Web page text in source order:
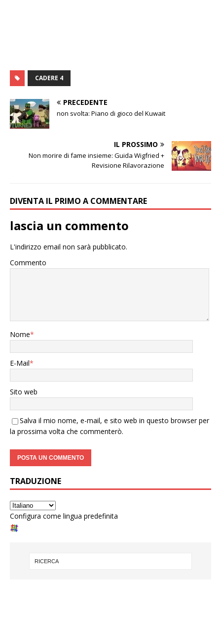
CADERE 4
PRECEDENTE
non svolta: Piano di gioco del Kuwait
IL PROSSIMO
Non morire di fame insieme: Guida Wigfried +
Revisione Rilavorazione
DIVENTA IL PRIMO A COMMENTARE
lascia un commento
L'indirizzo email non sarà pubblicato.
Commento
Nome*
E-Mail*
Sito web
Salva il mio nome, e-mail, e sito web in questo browser per
la prossima volta che commenterò.
TRADUZIONE
Configura come lingua predefinita